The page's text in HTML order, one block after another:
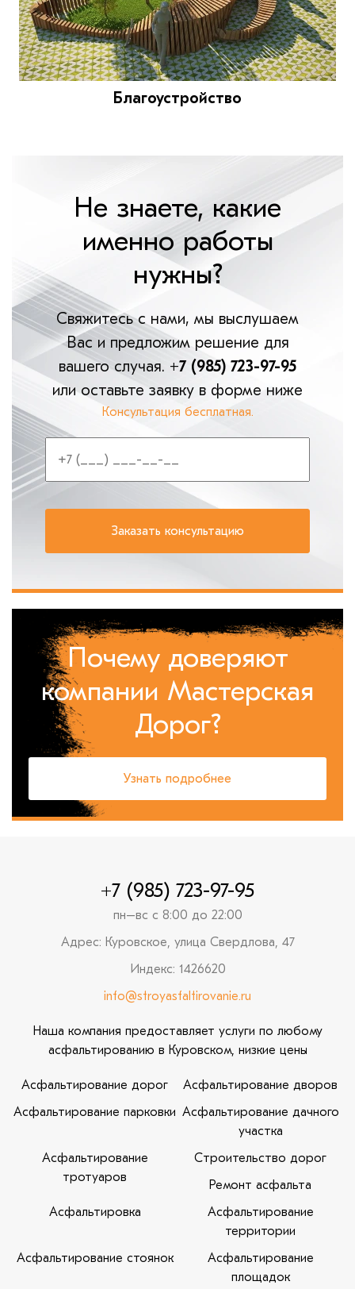
Благоустройство
Не знаете, какие
именно работы
нужны?
Свяжитесь с нами, мы выслушаем
Вас и предложим решение для
вашего случая. +7 (985) 723-97-95
или оставьте заявку в форме ниже
Консультация бесплатная.
Почему доверяют
компании Мастерская
Дорог?
Узнать подробнее
+7 (985) 723-97-95
пн–вс с 8:00 до 22:00
Адрес: Куровское, улица Свердлова, 47
Индекс: 1426620
info@stroyasfaltirovanie.ru
Наша компания предоставляет услуги по любому
асфальтированию в Куровском, низкие цены
Асфальтирование дорог
Асфальтирование дворов
Асфальтирование парковки Асфальтирование дачного
участка
Асфальтирование
тротуаров
Строительство дорог
Ремонт асфальта
Асфальтировка
Асфальтирование
территории
Асфальтирование стоянок
Асфальтирование
площадок